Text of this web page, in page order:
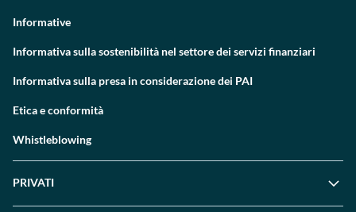
Informative
Informativa sulla sostenibilità nel settore dei servizi finanziari
Informativa sulla presa in considerazione dei PAI
Etica e conformità
Whistleblowing
PRIVATI